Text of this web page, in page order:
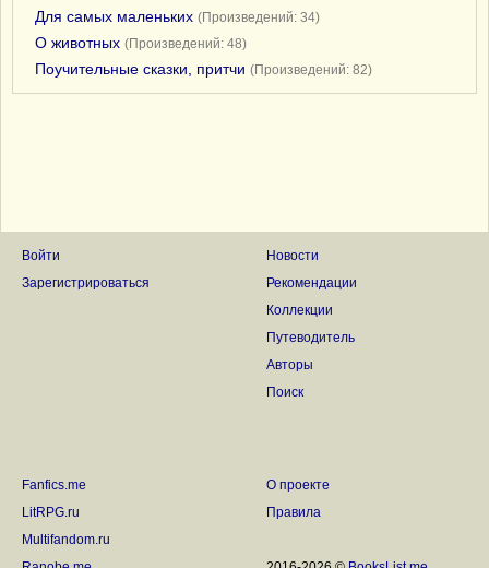
Для самых маленьких (Произведений: 34)
О животных (Произведений: 48)
Поучительные сказки, притчи (Произведений: 82)
Войти
Зарегистрироваться
Новости
Рекомендации
Коллекции
Путеводитель
Авторы
Поиск
Fanfics.me
LitRPG.ru
Multifandom.ru
О проекте
Правила